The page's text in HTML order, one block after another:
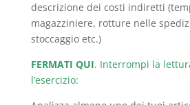
descrizione dei costi indiretti
magazziniere, rotture nelle
stoccaggio etc.)
FERMATI QUI. Interrompi la
l’esercizio: